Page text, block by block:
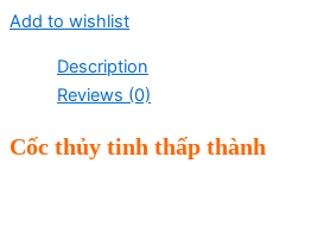
Add to wishlist
Description
Reviews (0)
Cốc thủy tinh thấp thành